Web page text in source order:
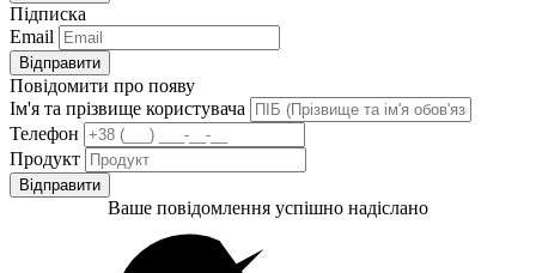
Підписка
Email
Відправити
Повідомити про появу
Ім'я та прізвище користувача
Телефон
Продукт
Відправити
Ваше повідомлення успішно надіслано